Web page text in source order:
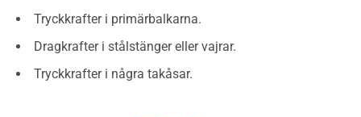
Tryckkrafter i primärbalkarna.
Dragkrafter i stålstänger eller vajrar.
Tryckkrafter i några takåsar.